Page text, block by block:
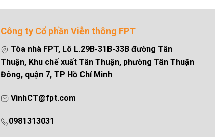
Công ty Cổ phần Viễn thông FPT
Tòa nhà FPT, Lô L.29B-31B-33B đường Tân
Thuận, Khu chế xuất Tân Thuận, phường Tân Thuận
Đông, quận 7, TP Hồ Chí Minh
VinhCT@fpt.com
0981313031